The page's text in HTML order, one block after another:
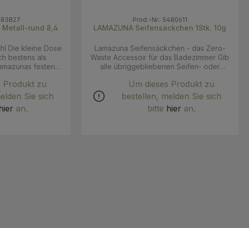
bestens als
festen
ab - hier ist er
Deine Ersatz-
im Bad
Döschen hat
Produkt zu
Sie sich
an.
Prod.-Nr.: 5480611
LAMAZUNA Seifensäckchen 1Stk. 10g
Lamazuna Seifensäckchen - das Zero-
Waste Accessoir für das Badezimmer Gib
alle übriggebliebenen Seifen- oder
verschwendest du kein noch so kleines
Stückchen mehr! Oder bewahre deine
Seife darin auf - so kann sie nach der
Verwendung optimal trocknen. Du kannst
Um dieses Produkt zu
bestellen, melden Sie sich
bitte hier an.